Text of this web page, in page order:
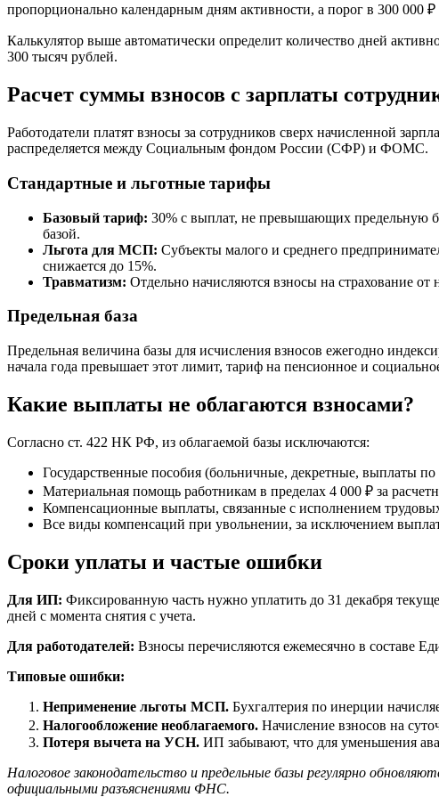
пропорционально календарным дням активности, а порог в 300 000
Калькулятор выше автоматически определит количество дней
300 тысяч рублей.
Расчет суммы взносов с зарплаты
Работодатели платят взносы за сотрудников сверх начисленной
распределяется между Социальным фондом России (СФР) и ФОМС.
Стандартные и льготные тарифы
Базовый тариф: 30% с выплат, не превышающих предельную
базой.
Льгота для МСП: Субъекты малого и среднего
снижается до 15%.
Травматизм: Отдельно начисляются взносы на страхование
Предельная база
Предельная величина базы для исчисления взносов ежегодно
начала года превышает этот лимит, тариф на пенсионное и
Какие выплаты не облагаются взносами?
Согласно ст. 422 НК РФ, из облагаемой базы исключаются:
Государственные пособия (больничные, декретные, выплаты по
Материальная помощь работникам в пределах 4 000 ₽ за
Компенсационные выплаты, связанные с исполнением
Все виды компенсаций при увольнении, за исключением
Сроки уплаты и частые ошибки
Для ИП: Фиксированную часть нужно уплатить до 31 декабря
дней с момента снятия с учета.
Для работодателей: Взносы перечисляются ежемесячно в составе
Типовые ошибки:
Неприменение льготы МСП. Бухгалтерия по инерции
Налогообложение необлагаемого. Начисление взносов на
Потеря вычета на УСН. ИП забывают, что для уменьшения
Налоговое законодательство и предельные базы регулярно
официальными разъяснениями ФНС.